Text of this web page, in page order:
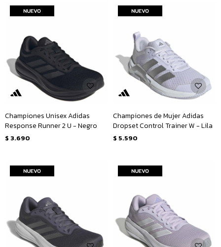
Championes Unisex Adidas
Response Runner 2 U - Negro
$ 3.690
Championes de Mujer Adidas
Dropset Control Trainer W - Lila
$ 5.590